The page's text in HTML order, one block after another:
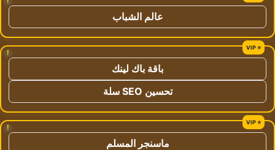
عالم الشباب
!
باقة باك لينك
تحسين SEO سلة
!
ماسنجر المسلم